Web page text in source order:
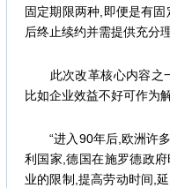
固定期限两种,即便是有
后终止续约并需提供充分
此次改革核心内容之
比如企业效益不好可作为
“进入90年后,欧洲许多
利国家,德国在施罗德政
业的限制,提高劳动时间,